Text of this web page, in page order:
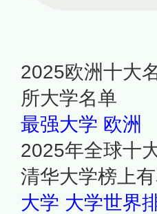
2025欧洲十大
所大学名单
最强大学 欧洲
2025年全球十
清华大学榜上
大学 大学世界